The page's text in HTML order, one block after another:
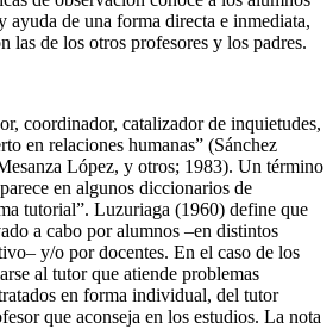
ayuda de una forma directa e inmediata,
las de los otros profesores y los padres.
coordinador, catalizador de inquietudes,
en relaciones humanas” (Sánchez
López, y otros; 1983). Un término
en algunos diccionarios de
tutorial”. Luzuriaga (1960) define que
a cabo por alumnos –en distintos
y/o por docentes. En el caso de los
al tutor que atiende problemas
en forma individual, del tutor
que aconseja en los estudios. La nota